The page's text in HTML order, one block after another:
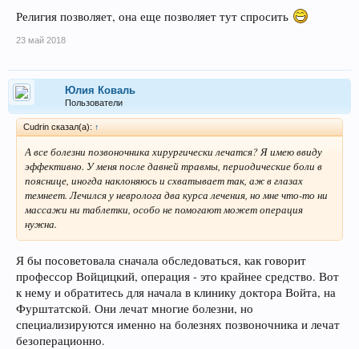
Религия позволяет, она еще позволяет тут спросить
23 май 2018
Юлия Коваль
Пользователи
Сudrin сказал(а): ↑
А все болезни позвоночника хирургически лечатся? Я имею ввиду
эффективно. У меня после давней травмы, периодические боли в
пояснице, иногда наклоняюсь и схватывает так, аж в глазах
темнеет. Лечился у невролога два курса лечения, но мне что-то ни
массажи ни таблетки, особо не помогают может операция
нужна.
Я бы посоветовала сначала обследоваться, как говорит
профессор Войцицкий, операция - это крайнее средство. Вот
к нему и обратитесь для начала в клинику доктора Войта, на
Фурштатской. Они лечат многие болезни, но
специализируются именно на болезнях позвоночника и лечат
безоперационно.